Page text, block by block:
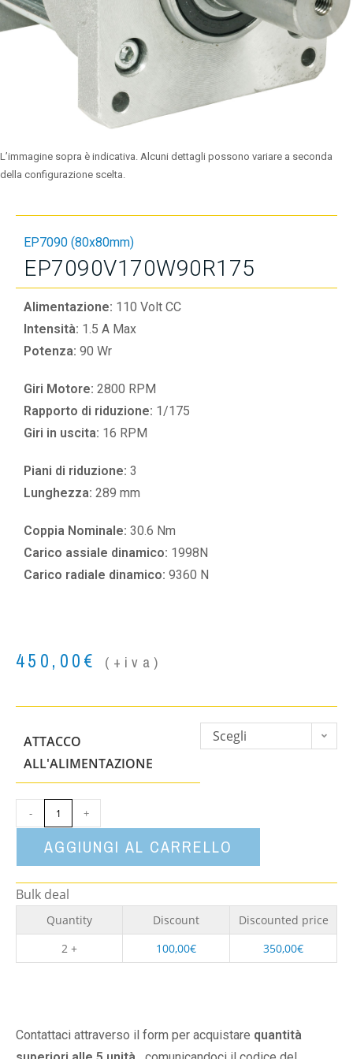
L’immagine sopra è indicativa. Alcuni dettagli possono variare a seconda
della configurazione scelta.
EP7090 (80x80mm)
EP7090V170W90R175
Alimentazione: 110 Volt CC
Intensità: 1.5 A Max
Potenza: 90 Wr
Giri Motore: 2800 RPM
Rapporto di riduzione: 1/175
Giri in uscita: 16 RPM
Piani di riduzione: 3
Lunghezza: 289 mm
Coppia Nominale: 30.6 Nm
Carico assiale dinamico: 1998N
Carico radiale dinamico: 9360 N
450,00€ (+iva)
ATTACCO
ALL'ALIMENTAZIONE
Scegli
- +
AGGIUNGI AL CARRELLO
Bulk deal
Quantity Discount
Discounted price
2 +
100,00€ 350,00€
Contattaci attraverso il form per acquistare quantità